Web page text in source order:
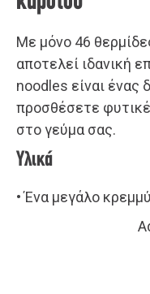
Με μόνο 46
αποτελεί ιδανική
noodles είναι ένας
προσθέσετε
στο γεύμα σας.
Υλικά
• Ένα μεγάλο